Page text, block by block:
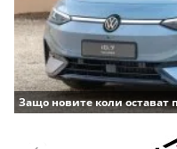
Защо новите коли остават